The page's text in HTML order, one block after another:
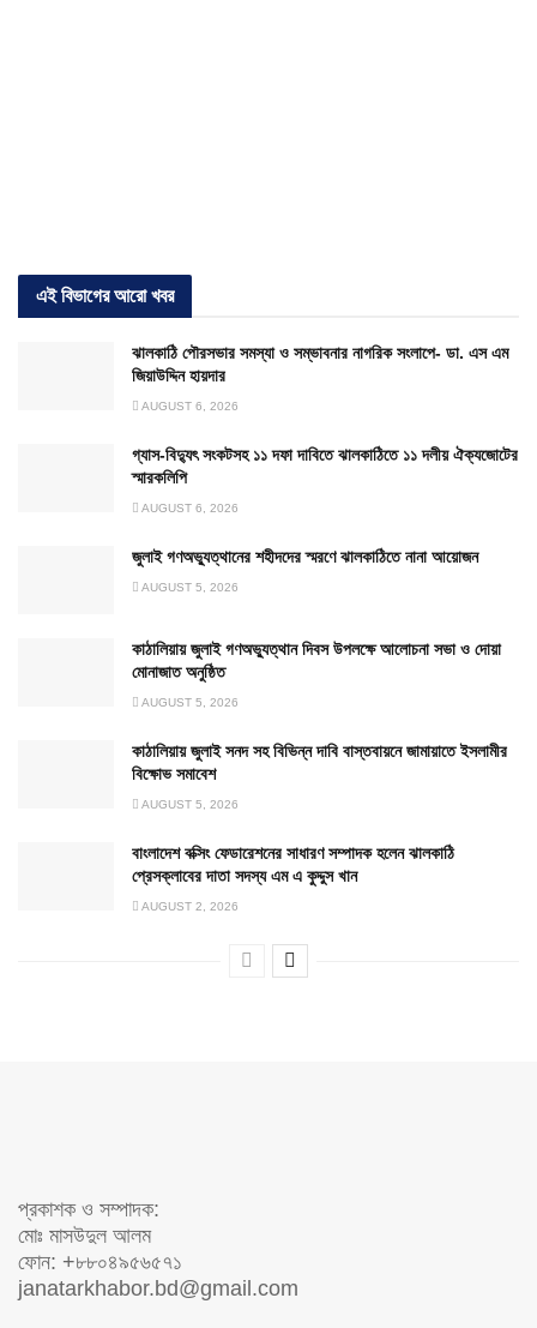
এই বিভাগের আরো খবর
ঝালকাঠি পৌরসভার সমস্যা ও সম্ভাবনার নাগরিক সংলাপে- ডা. এস এম
জিয়াউদ্দিন হায়দার
AUGUST 6, 2026
গ্যাস-বিদ্যুৎ সংকটসহ ১১ দফা দাবিতে ঝালকাঠিতে ১১ দলীয় ঐক্যজোটের
স্মারকলিপি
AUGUST 6, 2026
জুলাই গণঅভ্যুত্থানের শহীদদের স্মরণে ঝালকাঠিতে নানা আয়োজন
AUGUST 5, 2026
কাঠালিয়ায় জুলাই গণঅভ্যুত্থান দিবস উপলক্ষে আলোচনা সভা ও দোয়া
মোনাজাত অনুষ্ঠিত
AUGUST 5, 2026
কাঠালিয়ায় জুলাই সনদ সহ বিভিন্ন দাবি বাস্তবায়নে জামায়াতে ইসলামীর
বিক্ষোভ সমাবেশ
AUGUST 5, 2026
বাংলাদেশ বক্সিং ফেডারেশনের সাধারণ সম্পাদক হলেন ঝালকাঠি
প্রেসক্লাবের দাতা সদস্য এম এ কুদ্দুস খান
AUGUST 2, 2026
প্রকাশক ও সম্পাদক:
মোঃ মাসউদুল আলম
ফোন: +৮৮০৪৯৫৬৫৭১
janatarkhabor.bd@gmail.com